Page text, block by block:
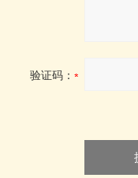
验证码：